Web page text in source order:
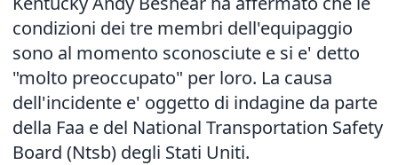
condizioni dei tre membri dell'equipaggio
sono al momento sconosciute e si e' detto
"molto preoccupato" per loro. La causa
dell'incidente e' oggetto di indagine da parte
della Faa e del National Transportation Safety
Board (Ntsb) degli Stati Uniti.